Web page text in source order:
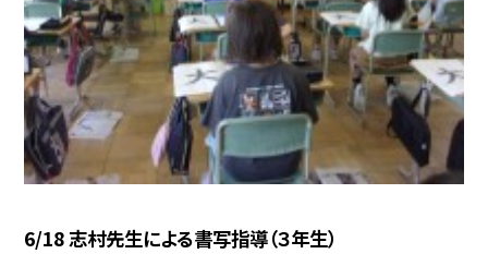
6/18 志村先生による書写指導（３年生）